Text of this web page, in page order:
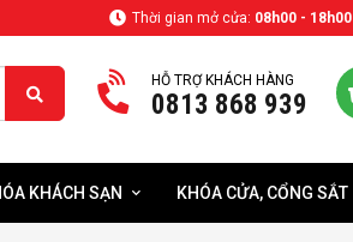
Thời gian mở cửa: 08h00 - 18h00
HỖ TRỢ KHÁCH HÀNG
0813 868 939
KHÁCH SẠN KHÓA CỬA, CỔNG SẮT